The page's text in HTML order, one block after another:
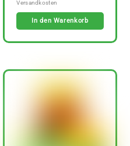
In den Warenkorb